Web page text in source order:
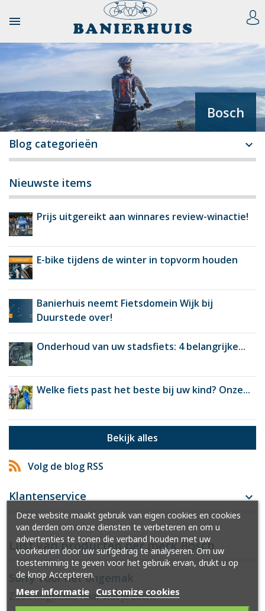

Bosch
Blog categorieën 
Nieuwste items
Prijs uitgereikt aan winnares review-winactie!
E-bike tijdens de winter in topvorm houden
Banierhuis neemt Fietsdomein Wijk bij
Duurstede over!
Onderhoud van uw stadsfiets: 4 belangrijke...
Welke fiets past het beste bij uw kind? Onze...
Bekijk alles
Volg de blog RSS
Klantenservice 
Lijst van producten per merk Bosch
Sorry voor het ongemak
Zoek nogmaals naar wat je zocht
Deze website maakt gebruik van eigen cookies en cookies
van derden om onze diensten te verbeteren en om u
advertenties te tonen die verband houden met uw
voorkeuren door uw surfgedrag te analyseren. Om uw
toestemming te geven voor het gebruik ervan, drukt u op
de knop Accepteren.
Meer informatie Customize cookies